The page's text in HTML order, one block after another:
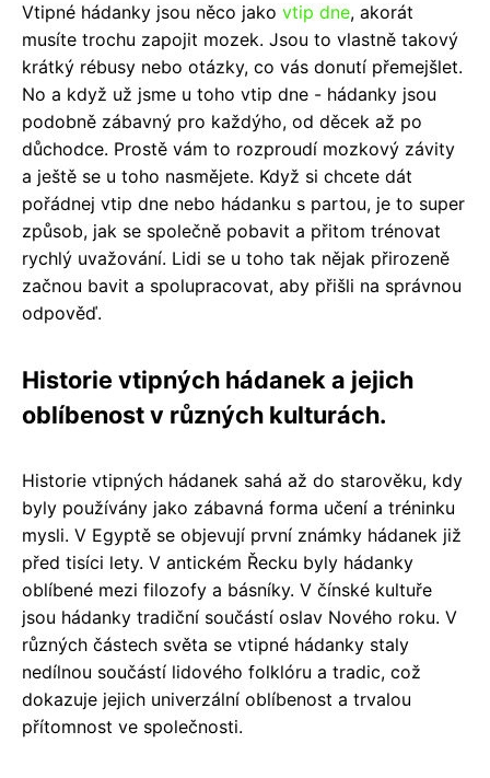
Vtipné hádanky jsou něco jako vtip dne, akorát
musíte trochu zapojit mozek. Jsou to vlastně takový
krátký rébusy nebo otázky, co vás donutí přemejšlet.
No a když už jsme u toho vtip dne - hádanky jsou
podobně zábavný pro každýho, od děcek až po
důchodce. Prostě vám to rozproudí mozkový závity
a ještě se u toho nasmějete. Když si chcete dát
pořádnej vtip dne nebo hádanku s partou, je to super
způsob, jak se společně pobavit a přitom trénovat
rychlý uvažování. Lidi se u toho tak nějak přirozeně
začnou bavit a spolupracovat, aby přišli na správnou
odpověď.
Historie vtipných hádanek a jejich
oblíbenost v různých kulturách.
Historie vtipných hádanek sahá až do starověku, kdy
byly používány jako zábavná forma učení a tréninku
mysli. V Egyptě se objevují první známky hádanek již
před tisíci lety. V antickém Řecku byly hádanky
oblíbené mezi filozofy a básníky. V čínské kultuře
jsou hádanky tradiční součástí oslav Nového roku. V
různých částech světa se vtipné hádanky staly
nedílnou součástí lidového folklóru a tradic, což
dokazuje jejich univerzální oblíbenost a trvalou
přítomnost ve společnosti.